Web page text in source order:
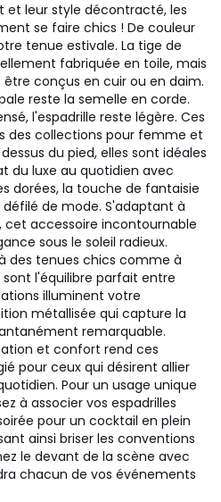
et leur style décontracté, les
se faire chics ! De couleur
tenue estivale. La tige de
fabriquée en toile, mais
conçus en cuir ou en daim.
reste la semelle en corde.
l'espadrille reste légère. Ces
des collections pour femme et
du pied, elles sont idéales
du luxe au quotidien avec
dorées, la touche de fantaisie
de mode. S'adaptant à
accessoire incontournable
sous le soleil radieux.
des tenues chics comme à
sont l'équilibre parfait entre
illuminent votre
métallisée qui capture la
remarquable.
et confort rend ces
pour ceux qui désirent allier
Pour un usage unique
à associer vos espadrilles
pour un cocktail en plein
ainsi briser les conventions
le devant de la scène avec
chacun de vos événements